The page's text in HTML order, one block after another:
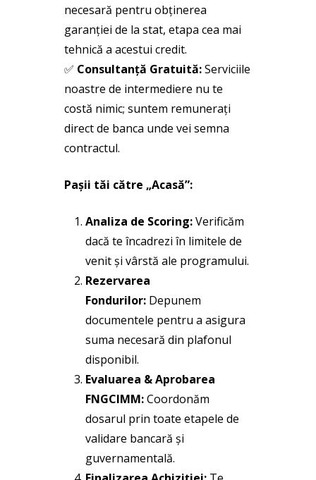
necesară pentru obținerea
garanției de la stat, etapa cea mai
tehnică a acestui credit.
✅ Consultanță Gratuită:Serviciile
noastre de intermediere nu te
costă nimic; suntem remunerați
direct de banca unde vei semna
contractul.
Pașii tăi către „Acasă”:
Analiza de Scoring:Verificăm
dacă te încadrezi în limitele de
venit și vârstă ale programului.
Rezervarea
Fondurilor:Depunem
documentele pentru a asigura
suma necesară din plafonul
disponibil.
Evaluarea & Aprobarea
FNGCIMM:Coordonăm
dosarul prin toate etapele de
validare bancară și
guvernamentală.